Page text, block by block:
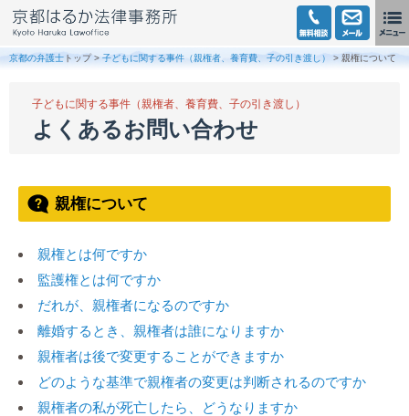
京都の弁護士 トップ > 子どもに関する事件（親権者、養育費、子の引き渡し） > 親権について
子どもに関する事件（親権者、養育費、子の引き渡し）
よくあるお問い合わせ
親権について
親権とは何ですか
監護権とは何ですか
だれが、親権者になるのですか
離婚するとき、親権者は誰になりますか
親権者は後で変更することができますか
どのような基準で親権者の変更は判断されるのですか
親権者の私が死亡したら、どうなりますか